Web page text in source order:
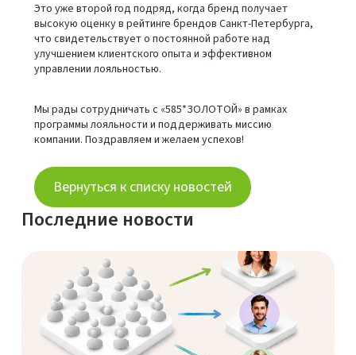
Это уже второй год подряд, когда бренд получает
высокую оценку в рейтинге брендов Санкт-Петербурга,
что свидетельствует о постоянной работе над
улучшением клиентского опыта и эффективном
управлении лояльностью.
Мы рады сотрудничать с «585*ЗОЛОТОЙ» в рамках
программы лояльности и поддерживать миссию
компании. Поздравляем и желаем успехов!
Вернуться к списку новостей
Последние новости